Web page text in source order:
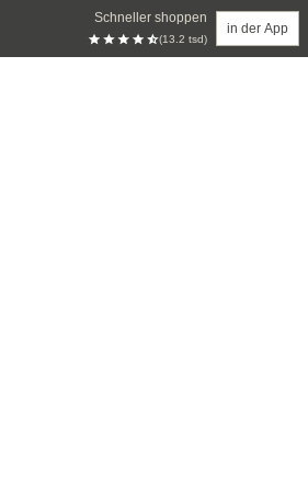
Schneller shoppen
(13.2 tsd)
in der App